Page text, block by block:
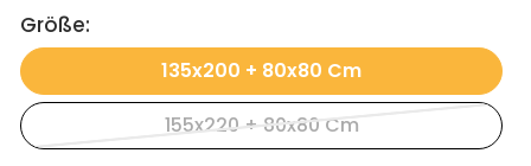
Größe:
135x200 + 80x80 Cm
155x220 + 80x80 Cm